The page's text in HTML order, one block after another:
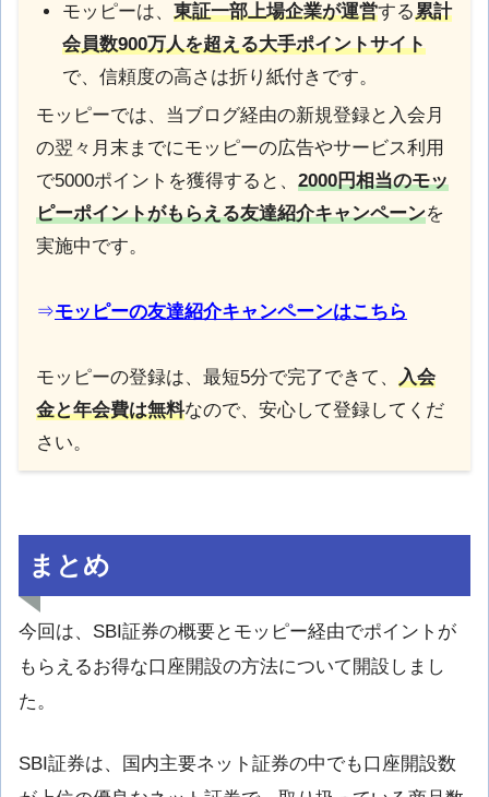
モッピーは、 東証一部上場企業が運営する累計
会員数900万人を超える大手ポイントサイト
で、信頼度の高さは折り紙付きです。
モッピーでは、当ブログ経由の新規登録と入会月
の翌々月末までにモッピーの広告やサービス利用
で5000ポイントを獲得すると、 2000円相当のモッ
ピーポイントがもらえる友達紹介キャンペーンを
実施中です。
⇒モッピーの友達紹介キャンペーンはこちら
モッピーの登録は、最短5分で完了できて、 入会
金と年会費は無料なので、安心して登録してくだ
さい。
まとめ
今回は、SBI証券の概要とモッピー経由でポイントが
もらえるお得な口座開設の方法について開設しまし
た。
SBI証券は、国内主要ネット証券の中でも口座開設数